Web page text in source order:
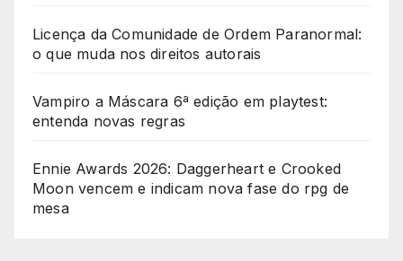
Licença da Comunidade de Ordem Paranormal:
o que muda nos direitos autorais
Vampiro a Máscara 6ª edição em playtest:
entenda novas regras
Ennie Awards 2026: Daggerheart e Crooked
Moon vencem e indicam nova fase do rpg de
mesa